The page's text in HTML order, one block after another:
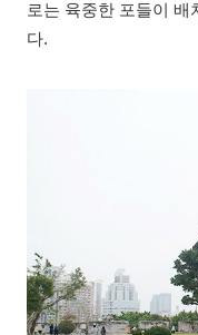
로는 육중한 포들이 배
다.